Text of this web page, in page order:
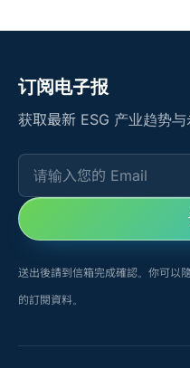
订阅电子报
获取最新 ESG 产业趋势
请输入您的 Email
送出後請到信箱完成確認。你可以
的訂閱資料。